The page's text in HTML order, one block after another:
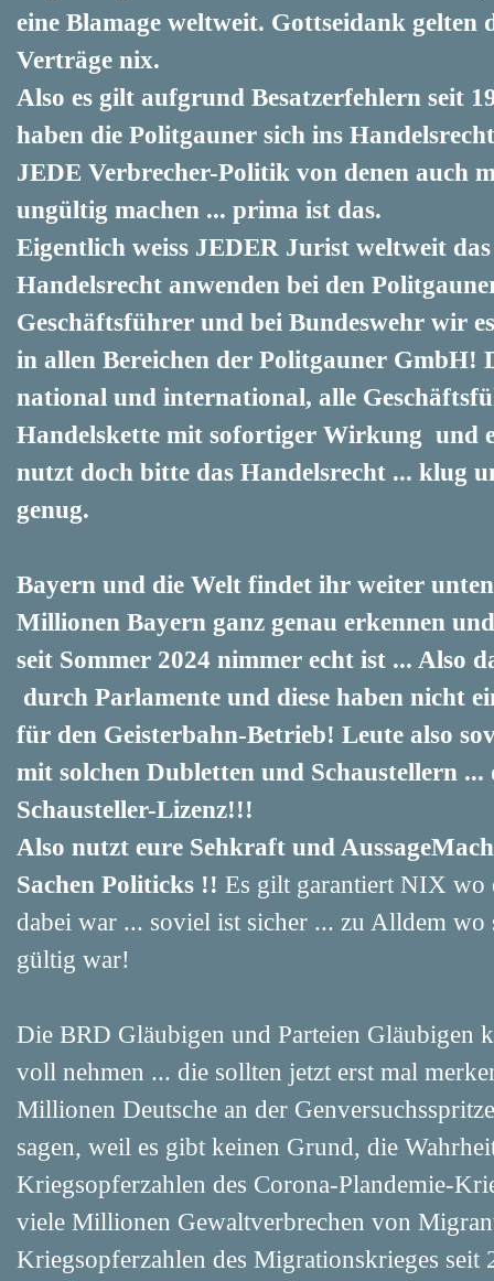
eine Blamage weltweit. Gottseidank gelten
Verträge nix.
Also es gilt aufgrund Besatzerfehlern seit
haben die Politgauner sich ins
JEDE Verbrecher-Politik von denen auch
ungültig machen ... prima ist das.
Eigentlich weiss JEDER Jurist weltweit
Handelsrecht anwenden bei den
Geschäftsführer und bei Bundeswehr wir
in allen Bereichen der Politgauner GmbH!
national und international, alle
Handelskette mit sofortiger Wirkung und
nutzt doch bitte das Handelsrecht ... klug
genug.
Bayern und die Welt findet ihr weiter
Millionen Bayern ganz genau erkennen
seit Sommer 2024 nimmer echt ist ... Also
durch Parlamente und diese haben nicht
für den Geisterbahn-Betrieb! Leute also
mit solchen Dubletten und Schaustellern
Schausteller-Lizenz!!!
Also nutzt eure Sehkraft und
Sachen Politicks !! Es gilt garantiert NIX wo
dabei war ... soviel ist sicher ... zu Alldem
gültig war!
Die BRD Gläubigen und Parteien Gläubigen
voll nehmen ... die sollten jetzt erst mal
Millionen Deutsche an der
sagen, weil es gibt keinen Grund, die
Kriegsopferzahlen des Corona-Plandemie-
viele Millionen Gewaltverbrechen von
Kriegsopferzahlen des Migrationskrieges seit